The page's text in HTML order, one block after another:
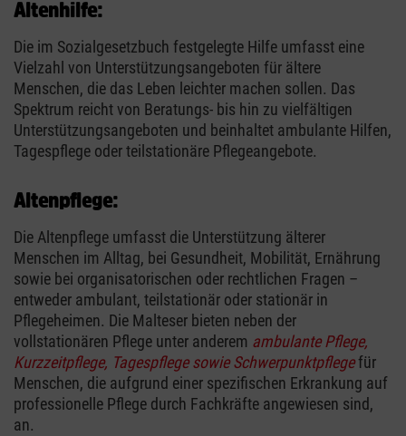
Altenhilfe:
Die im Sozialgesetzbuch festgelegte Hilfe umfasst eine
Vielzahl von Unterstützungsangeboten für ältere
Menschen, die das Leben leichter machen sollen. Das
Spektrum reicht von Beratungs- bis hin zu vielfältigen
Unterstützungsangeboten und beinhaltet ambulante Hilfen,
Tagespflege oder teilstationäre Pflegeangebote.
Altenpflege:
Die Altenpflege umfasst die Unterstützung älterer
Menschen im Alltag, bei Gesundheit, Mobilität, Ernährung
sowie bei organisatorischen oder rechtlichen Fragen –
entweder ambulant, teilstationär oder stationär in
Pflegeheimen. Die Malteser bieten neben der
vollstationären Pflege unter anderem ambulante Pflege,
Kurzzeitpflege, Tagespflege sowie Schwerpunktpflegefür
Menschen, die aufgrund einer spezifischen Erkrankung auf
professionelle Pflege durch Fachkräfte angewiesen sind,
an.